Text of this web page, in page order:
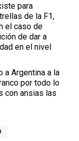
para
de la F1,
el caso de
de dar a
en el nivel
a Argentina a la
por todo lo
con ansias las